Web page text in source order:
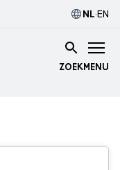
NL·EN
ZOEKMENU